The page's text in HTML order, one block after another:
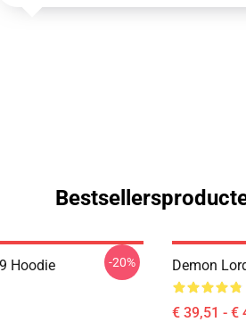
Hoodie -20% Demon
€ 39,51 - €